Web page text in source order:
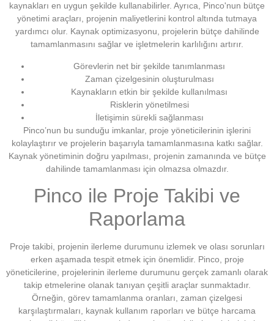
kaynakları en uygun şekilde kullanabilirler. Ayrıca, Pinco'nun bütçe
yönetimi araçları, projenin maliyetlerini kontrol altında tutmaya
yardımcı olur. Kaynak optimizasyonu, projelerin bütçe dahilinde
tamamlanmasını sağlar ve işletmelerin karlılığını artırır.
Görevlerin net bir şekilde tanımlanması
Zaman çizelgesinin oluşturulması
Kaynakların etkin bir şekilde kullanılması
Risklerin yönetilmesi
İletişimin sürekli sağlanması
Pinco’nun bu sunduğu imkanlar, proje yöneticilerinin işlerini
kolaylaştırır ve projelerin başarıyla tamamlanmasına katkı sağlar.
Kaynak yönetiminin doğru yapılması, projenin zamanında ve bütçe
dahilinde tamamlanması için olmazsa olmazdır.
Pinco ile Proje Takibi ve
Raporlama
Proje takibi, projenin ilerleme durumunu izlemek ve olası sorunları
erken aşamada tespit etmek için önemlidir. Pinco, proje
yöneticilerine, projelerinin ilerleme durumunu gerçek zamanlı olarak
takip etmelerine olanak tanıyan çeşitli araçlar sunmaktadır.
Örneğin, görev tamamlanma oranları, zaman çizelgesi
karşılaştırmaları, kaynak kullanım raporları ve bütçe harcama